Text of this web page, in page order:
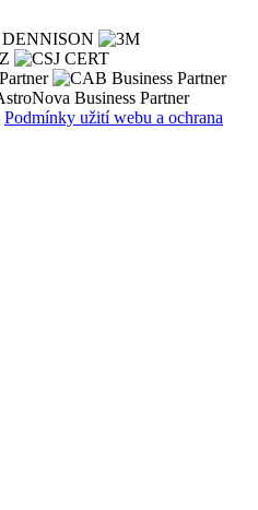
Podmínky užití webu a ochrana